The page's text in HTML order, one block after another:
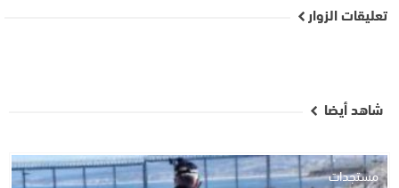
تعليقات الزوار
شاهد أيضا
مستجدات